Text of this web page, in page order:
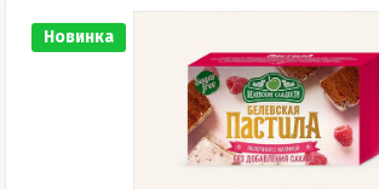
Новинка